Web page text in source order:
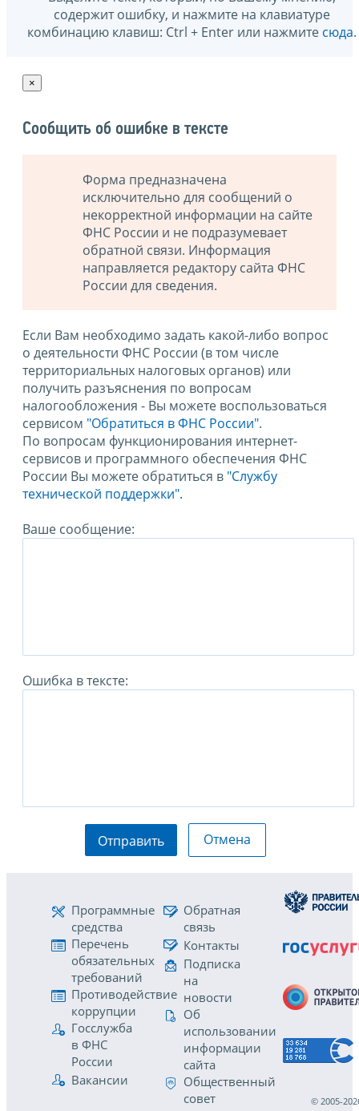
содержит ошибку, и нажмите на клавиатуре
комбинацию клавиш: Ctrl + Enter или нажмите сюда.
×
Сообщить об ошибке в тексте
Форма предназначена
исключительно для сообщений о
некорректной информации на сайте
ФНС России и не подразумевает
обратной связи. Информация
направляется редактору сайта ФНС
России для сведения.
Если Вам необходимо задать какой-либо вопрос
о деятельности ФНС России (в том числе
территориальных налоговых органов) или
получить разъяснения по вопросам
налогообложения - Вы можете воспользоваться
сервисом "Обратиться в ФНС России".
По вопросам функционирования интернет-
сервисов и программного обеспечения ФНС
России Вы можете обратиться в "Службу
технической поддержки".
Ваше сообщение:
Ошибка в тексте:
Отправить Отмена
Программные
средства
Перечень
обязательных
требований
Противодействие
коррупции
Госслужба
в ФНС
России
Вакансии
Обратная
связь
Контакты
Подписка
на
новости
Об
использовании
информации
сайта
Общественный
совет
© 2005-